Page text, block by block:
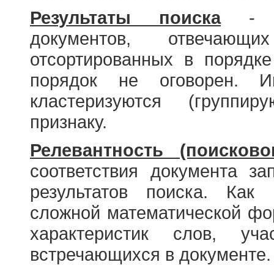
Результаты поиска-
документов,
отсортированных в
порядок не оговорен.
кластеризуются
признаку.
Релевантность
соответствия документа
результатов поиска.
сложной математической
характеристик слов,
встречающихся в документе.